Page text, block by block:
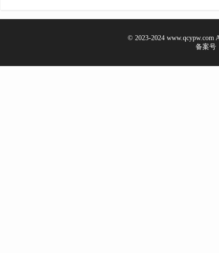
© 2023-2024 www.qcypw.com
备案号